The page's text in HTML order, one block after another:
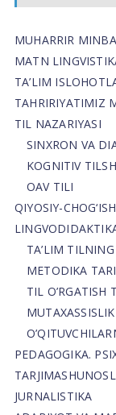
MUHARRIR
MATN
TA’LIM
TAHRIRIYATIMIZ
TIL NAZARIYASI
SINXRON VA
KOGNITIV
OAV TILI
QIYOSIY-
TA’LIM
METODIKA
TIL O’RGATISH
PEDAGOGIKA.
JURNALISTIKA